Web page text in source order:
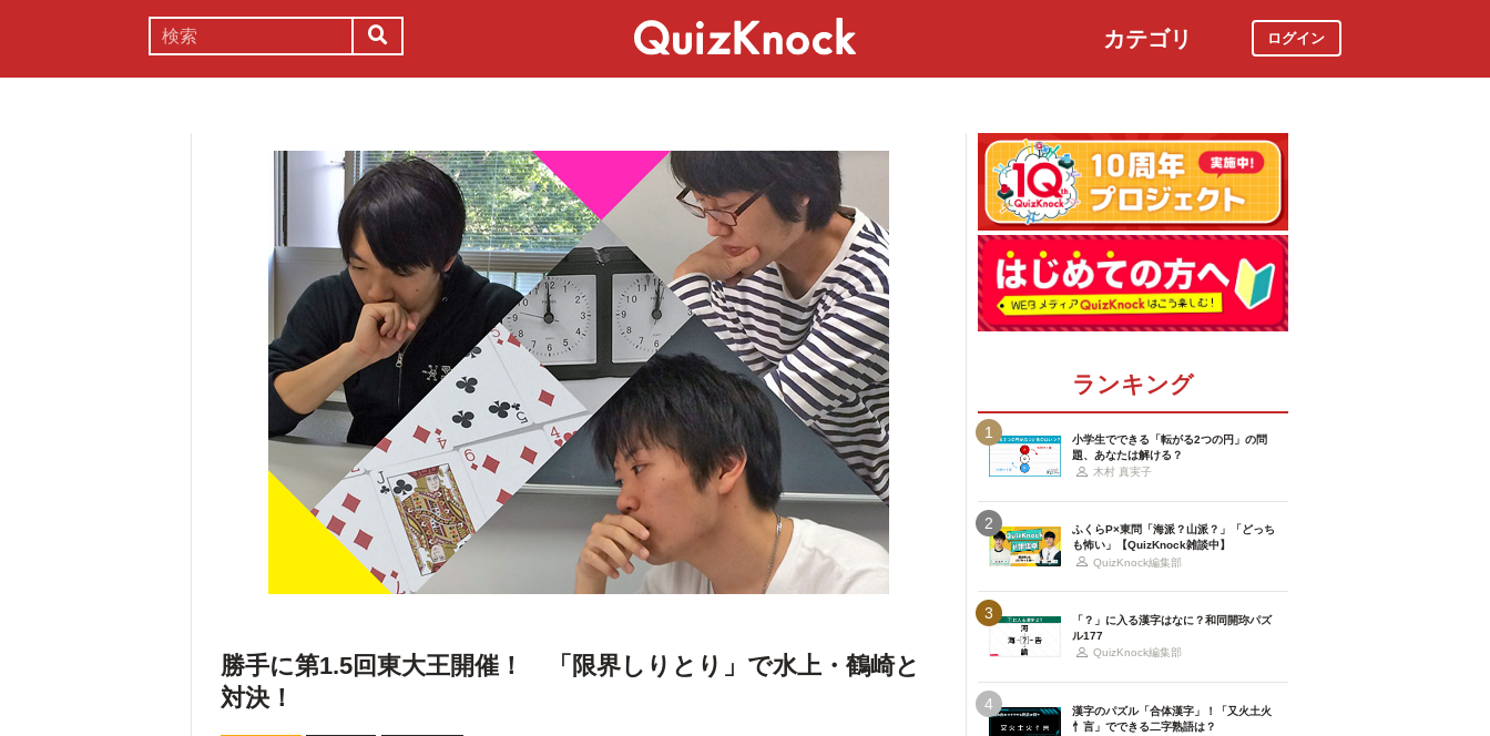
カテゴリ ログイン
勝手に第1.5回東大王開催！ 「限界しりとり」で水上・鶴崎と
対決！
ランキング
1
小学生でできる「転がる2つの円」の問
題、あなたは解ける？
木村 真実子
2
ふくらP×東問「海派？山派？」「どっち
も怖い」【QuizKnock雑談中】
QuizKnock編集部
3
「？」に入る漢字はなに？和同開珎パズ
ル177
QuizKnock編集部
4
漢字のパズル「合体漢字」！「又火土火
忄言」でできる二字熟語は？